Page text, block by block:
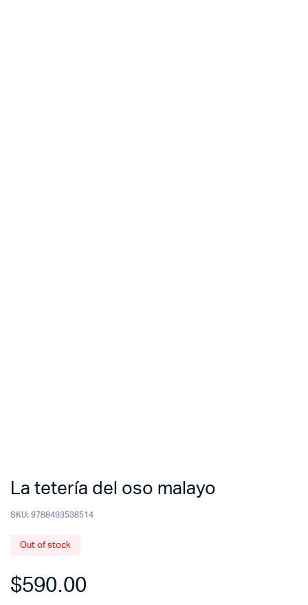
La tetería del oso malayo
SKU: 9788493538514
Out of stock
$590.00